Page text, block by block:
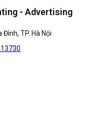
- Advertising
Đình, TP. Hà Nội